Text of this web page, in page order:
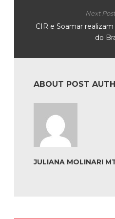
Next Post
CIR e Soamar
do
ABOUT POST
JULIANA MOLINARI